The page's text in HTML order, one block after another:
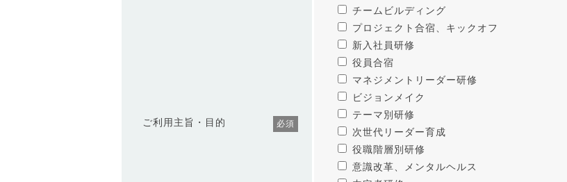
ご利用主旨・目的 必須
チームビルディング
プロジェクト合宿、キックオフ
新入社員研修
役員合宿
マネジメントリーダー研修
ビジョンメイク
テーマ別研修
次世代リーダー育成
役職階層別研修
意識改革、メンタルヘルス